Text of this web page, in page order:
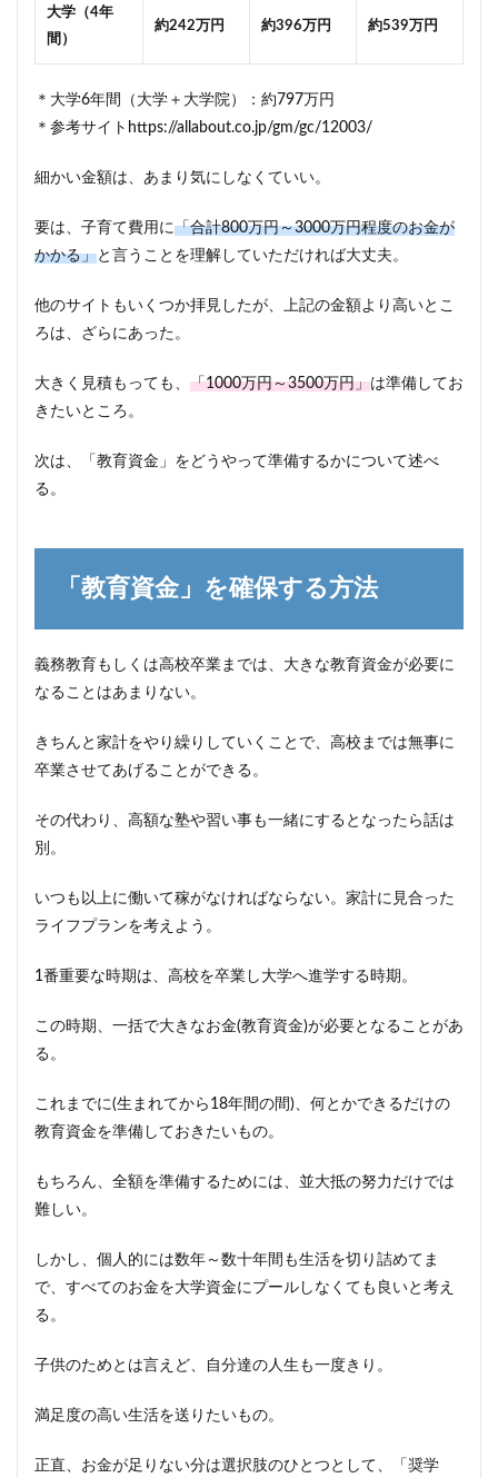
大学（4年
間）
約242万円 約396万円 約539万円
＊大学6年間（大学＋大学院）：約797万円
＊参考サイトhttps://allabout.co.jp/gm/gc/12003/
細かい金額は、あまり気にしなくていい。
要は、子育て費用に「合計800万円～3000万円程度のお金が
かかる」と言うことを理解していただければ大丈夫。
他のサイトもいくつか拝見したが、上記の金額より高いとこ
ろは、ざらにあった。
大きく見積もっても、 「1000万円～3500万円」は準備してお
きたいところ。
次は、「教育資金」をどうやって準備するかについて述べ
る。
「教育資金」を確保する方法
義務教育もしくは高校卒業までは、大きな教育資金が必要に
なることはあまりない。
きちんと家計をやり繰りしていくことで、高校までは無事に
卒業させてあげることができる。
その代わり、高額な塾や習い事も一緒にするとなったら話は
別。
いつも以上に働いて稼がなければならない。家計に見合った
ライフプランを考えよう。
1番重要な時期は、高校を卒業し大学へ進学する時期。
この時期、一括で大きなお金(教育資金)が必要となることがあ
る。
これまでに(生まれてから18年間の間)、何とかできるだけの
教育資金を準備しておきたいもの。
もちろん、全額を準備するためには、並大抵の努力だけでは
難しい。
しかし、個人的には数年～数十年間も生活を切り詰めてま
で、すべてのお金を大学資金にプールしなくても良いと考え
る。
子供のためとは言えど、自分達の人生も一度きり。
満足度の高い生活を送りたいもの。
正直、お金が足りない分は選択肢のひとつとして、「奨学